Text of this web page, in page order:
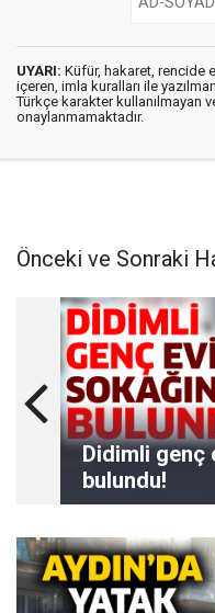
UYARI: Küfür, hakaret, rencide
içeren, imla kuralları ile
Türkçe karakter kullanılmayan
onaylanmamaktadır.
Önceki ve Sonraki
Didimli genç
bulundu!